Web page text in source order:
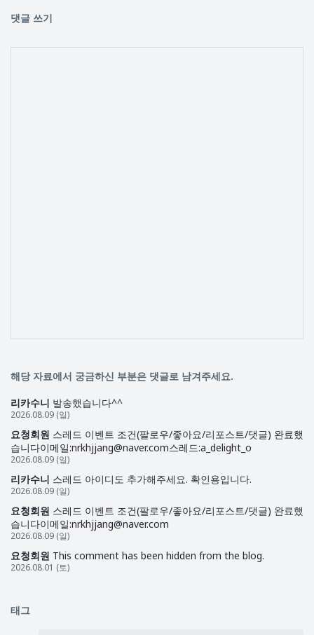
댓글 쓰기
해당 자료에서 궁금하신 부분은 댓글로 남겨주세요.
리카수니 발송했습니다^^
2026.08.09 (일)
요청회원 스레드 이벤트 조건(팔로우/좋아요/리포스트/댓글) 완료했
습니다이메일:nrkhjjang@naver.com스레드:a_delight_o
2026.08.09 (일)
리카수니 스레드 아이디도 추가해주세요. 확인용입니다.
2026.08.09 (일)
요청회원 스레드 이벤트 조건(팔로우/좋아요/리포스트/댓글) 완료했
습니다이메일:nrkhjjang@naver.com
2026.08.09 (일)
요청회원 This comment has been hidden from the blog.
2026.08.01 (토)
태그